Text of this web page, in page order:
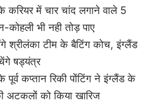
करियर में चार चांद लगाने वाले 5
कोहली भी नही तोड़ पाए
श्रीलंका टीम के बैटिंग कोच, इंग्लैंड
षड्यंत्र
पूर्व कप्तान रिकी पोंटिंग ने इंग्लैंड के
अटकलों को किया खारिज